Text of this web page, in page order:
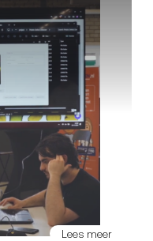
Lees meer